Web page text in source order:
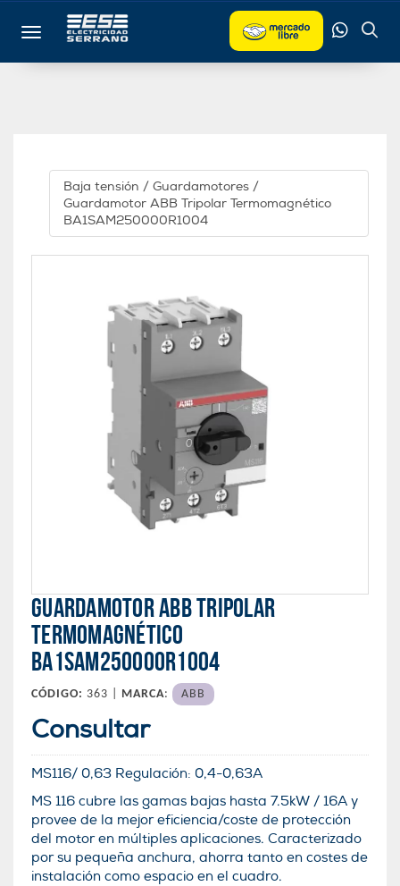
Toggle navigation
Baja tensión / Guardamotores /
Guardamotor ABB Tripolar Termomagnético
BA1SAM250000R1004
GUARDAMOTOR ABB TRIPOLAR
TERMOMAGNÉTICO
BA1SAM250000R1004
CÓDIGO: 363 | MARCA: ABB
Consultar
MS116/ 0,63 Regulación: 0,4-0,63A
MS 116 cubre las gamas bajas hasta 7.5kW / 16A y
provee de la mejor eficiencia/coste de protección
del motor en múltiples aplicaciones. Caracterizado
por su pequeña anchura, ahorra tanto en costes de
instalación como espacio en el cuadro.